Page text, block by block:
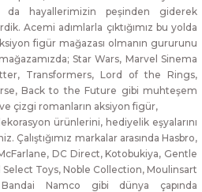
hayallerimizin peşinden giderek
Acemi adımlarla çıktığımız bu yolda
figür mağazası olmanın gururunu
Star Wars, Marvel Sinema
Transformers, Lord of the Rings,
Back to the Future gibi muhteşem
çizgi romanların aksiyon figür,
ürünlerini, hediyelik eşyalarını
Çalıştığımız markalar arasında Hasbro,
DC Direct, Kotobukiya, Gentle
Toys, Noble Collection, Moulinsart
Namco gibi dünya çapında